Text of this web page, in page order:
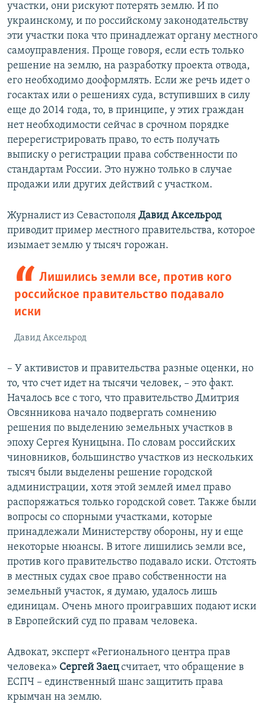
участки, они рискуют потерять землю. И по
украинскому, и по российскому законодательству
эти участки пока что принадлежат органу местного
самоуправления. Проще говоря, если есть только
решение на землю, на разработку проекта отвода,
его необходимо дооформлять. Если же речь идет о
госактах или о решениях суда, вступивших в силу
еще до 2014 года, то, в принципе, у этих граждан
нет необходимости сейчас в срочном порядке
перерегистрировать право, то есть получать
выписку о регистрации права собственности по
стандартам России. Это нужно только в случае
продажи или других действий с участком.
Журналист из Севастополя Давид Аксельрод
приводит пример местного правительства, которое
изымает землю у тысяч горожан.
Лишились земли все, против кого
российское правительство подавало
иски
Давид Аксельрод
– У активистов и правительства разные оценки, но
то, что счет идет на тысячи человек, – это факт.
Началось все с того, что правительство Дмитрия
Овсянникова начало подвергать сомнению
решения по выделению земельных участков в
эпоху Сергея Куницына. По словам российских
чиновников, большинство участков из нескольких
тысяч были выделены решение городской
администрации, хотя этой землей имел право
распоряжаться только городской совет. Также были
вопросы со спорными участками, которые
принадлежали Министерству обороны, ну и еще
некоторые нюансы. В итоге лишились земли все,
против кого правительство подавало иски. Отстоять
в местных судах свое право собственности на
земельный участок, я думаю, удалось лишь
единицам. Очень много проигравших подают иски
в Европейский суд по правам человека.
Адвокат, эксперт «Регионального центра прав
человека» Сергей Заецсчитает, что обращение в
ЕСПЧ – единственный шанс защитить права
крымчан на землю.